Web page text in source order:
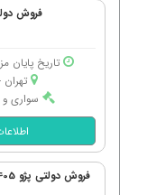
فروش
تاریخ پایان مزایده:
سواری
فروش دولتی پژو 405 سبز رنگ - مدل1381